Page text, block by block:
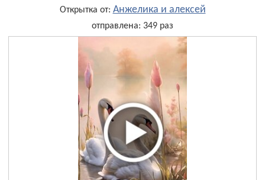
Открытка от: Анжелика и алексей
отправлена: 349 раз